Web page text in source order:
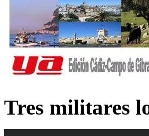
Tres militares